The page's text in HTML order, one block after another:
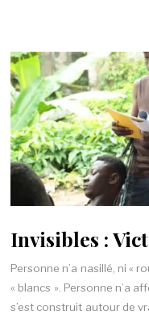
Invisibles :
Personne n’a nasillé, ni «
« blancs ». Personne n’a
s’est construit autour de